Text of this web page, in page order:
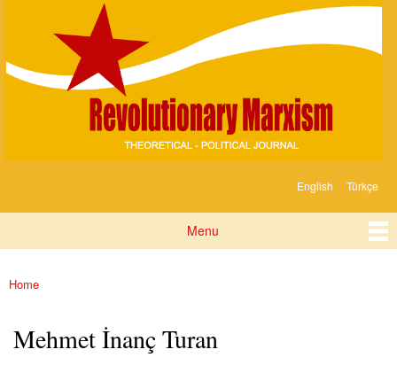
content
Marksizm
English Türkçe
Menu
You are here
Home
Mehmet İnanç Turan